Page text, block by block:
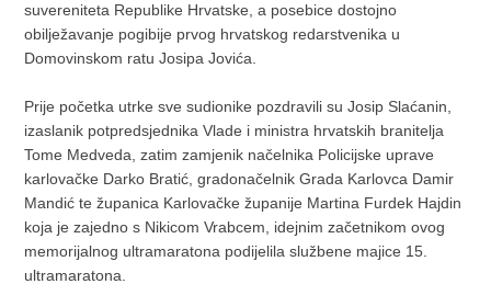
suvereniteta Republike Hrvatske, a posebice dostojno
obilježavanje pogibije prvog hrvatskog redarstvenika u
Domovinskom ratu Josipa Jovića.
Prije početka utrke sve sudionike pozdravili su Josip Slaćanin,
izaslanik potpredsjednika Vlade i ministra hrvatskih branitelja
Tome Medveda, zatim zamjenik načelnika Policijske uprave
karlovačke Darko Bratić, gradonačelnik Grada Karlovca Damir
Mandić te županica Karlovačke županije Martina Furdek Hajdin
koja je zajedno s Nikicom Vrabcem, idejnim začetnikom ovog
memorijalnog ultramaratona podijelila službene majice 15.
ultramaratona.